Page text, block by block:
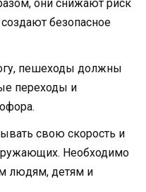
они снижают риск
безопасное
пешеходы должны
переходы и
свою скорость и
Необходимо
людям, детям и